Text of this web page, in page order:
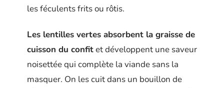
les féculents frits ou rôtis.
Les lentilles vertes absorbent la graisse de
cuisson du confitet développent une saveur
noisettée qui complète la viande sans la
masquer. On les cuit dans un bouillon de